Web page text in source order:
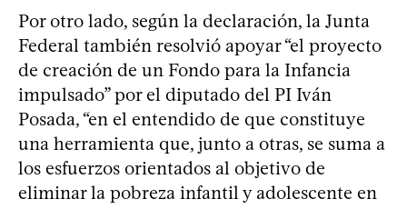
Por otro lado, según la declaración, la Junta
Federal también resolvió apoyar “el proyecto
de creación de un Fondo para la Infancia
impulsado” por el diputado del PI Iván
Posada, “en el entendido de que constituye
una herramienta que, junto a otras, se suma a
los esfuerzos orientados al objetivo de
eliminar la pobreza infantil y adolescente en